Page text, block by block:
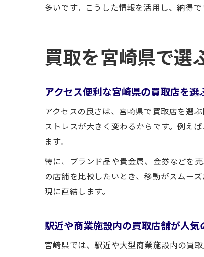
多いです。こうした情報を活用し、納得
買取を宮崎県で選
アクセス便利な宮崎県の買取店を選
アクセスの良さは、宮崎県で買取店を選
ストレスが大きく変わるからです。例え
ます。
特に、ブランド品や貴金属、金券などを
の店舗を比較したいとき、移動がスムー
現に直結します。
駅近や商業施設内の買取店舗が人気
宮崎県では、駅近や大型商業施設内の買